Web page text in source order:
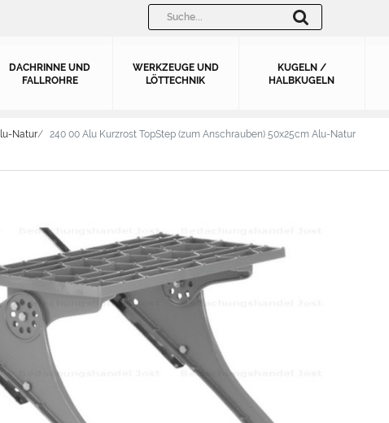
DACHRINNE UND
FALLROHRE
WERKZEUGE UND
LÖTTECHNIK
KUGELN /
HALBKUGELN
Natur 240 00 Alu Kurzrost TopStep (zum Anschrauben) 50x25cm Alu-Natur